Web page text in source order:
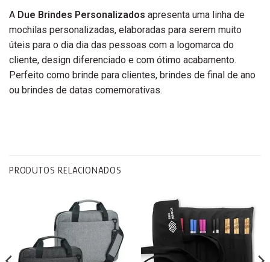
A Due Brindes Personalizados apresenta uma linha de
mochilas personalizadas, elaboradas para serem muito
úteis para o dia dia das pessoas com a logomarca do
cliente, design diferenciado e com ótimo acabamento.
Perfeito como brinde para clientes, brindes de final de ano
ou brindes de datas comemorativas.
PRODUTOS RELACIONADOS